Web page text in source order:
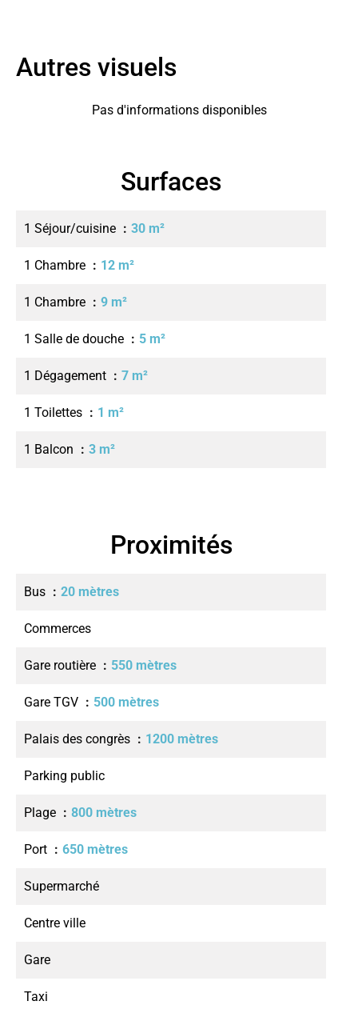
Autres visuels
Pas d'informations disponibles
Surfaces
1 Séjour/cuisine 30 m²
1 Chambre 12 m²
1 Chambre 9 m²
1 Salle de douche 5 m²
1 Dégagement 7 m²
1 Toilettes 1 m²
1 Balcon 3 m²
Proximités
Bus 20 mètres
Commerces
Gare routière 550 mètres
Gare TGV 500 mètres
Palais des congrès 1200 mètres
Parking public
Plage 800 mètres
Port 650 mètres
Supermarché
Centre ville
Gare
Taxi